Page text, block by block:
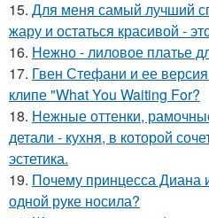
15. Для меня самый лучший
жару и остаться красивой -
16. Нежно - лиловое платье
17. Гвен Стефани и ее
клипе "What You Waiting For?
18. Нежные оттенки,
детали - кухня, в которой
эстетика.
19. Почему принцесса Диана
одной руке носила?